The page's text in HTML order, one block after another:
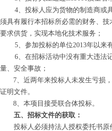
4、投标人应为货物的制造商或
须具有履行本招标所必需的财务、
要求供货，实现本地化技术服务；
5、参加投标的单位2013年以来
6、在招标活动中没有重大违法
量、安全事故；
7、近两年来投标人未发生亏损
证明文件。
8、本项目接受联合体投标。
五、招标文件的获取：
投标人必须持法人授权委托书原